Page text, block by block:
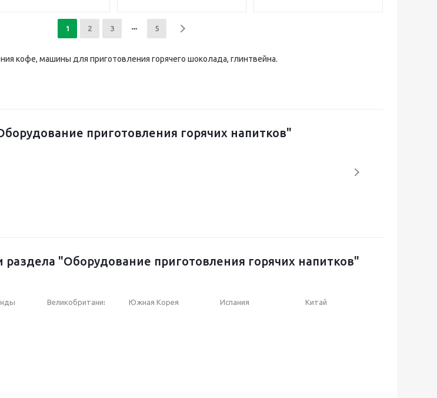
1 2 3 5
кофе, машины для приготовления горячего шоколада, глинтвейна.
приготовления горячих напитков"
"Оборудование приготовления горячих напитков"
Великобритания Южная Корея Испания Китай